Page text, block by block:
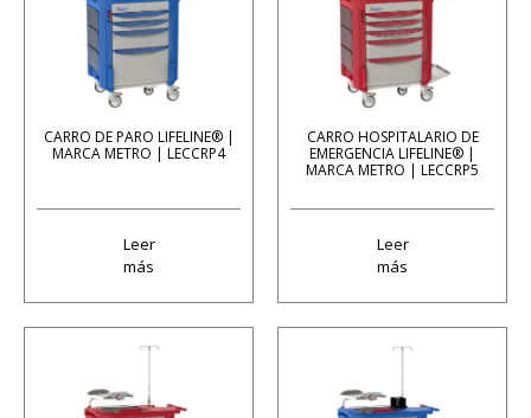
CARRO DE PARO LIFELINE® |
MARCA METRO | LECCRP4
Leer
más
CARRO HOSPITALARIO DE
EMERGENCIA LIFELINE® |
MARCA METRO | LECCRP5
Leer
más